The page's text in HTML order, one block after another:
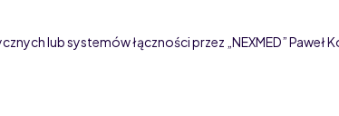
lub systemów łączności przez „NEXMED”